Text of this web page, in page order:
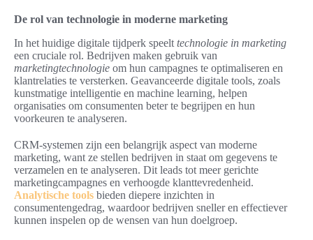
De rol van technologie in moderne marketing
In het huidige digitale tijdperk speelt technologie in marketing
een cruciale rol. Bedrijven maken gebruik van
marketingtechnologie om hun campagnes te optimaliseren en
klantrelaties te versterken. Geavanceerde digitale tools, zoals
kunstmatige intelligentie en machine learning, helpen
organisaties om consumenten beter te begrijpen en hun
voorkeuren te analyseren.
CRM-systemen zijn een belangrijk aspect van moderne
marketing, want ze stellen bedrijven in staat om gegevens te
verzamelen en te analyseren. Dit leads tot meer gerichte
marketingcampagnes en verhoogde klanttevredenheid.
Analytische tools bieden diepere inzichten in
consumentengedrag, waardoor bedrijven sneller en effectiever
kunnen inspelen op de wensen van hun doelgroep.